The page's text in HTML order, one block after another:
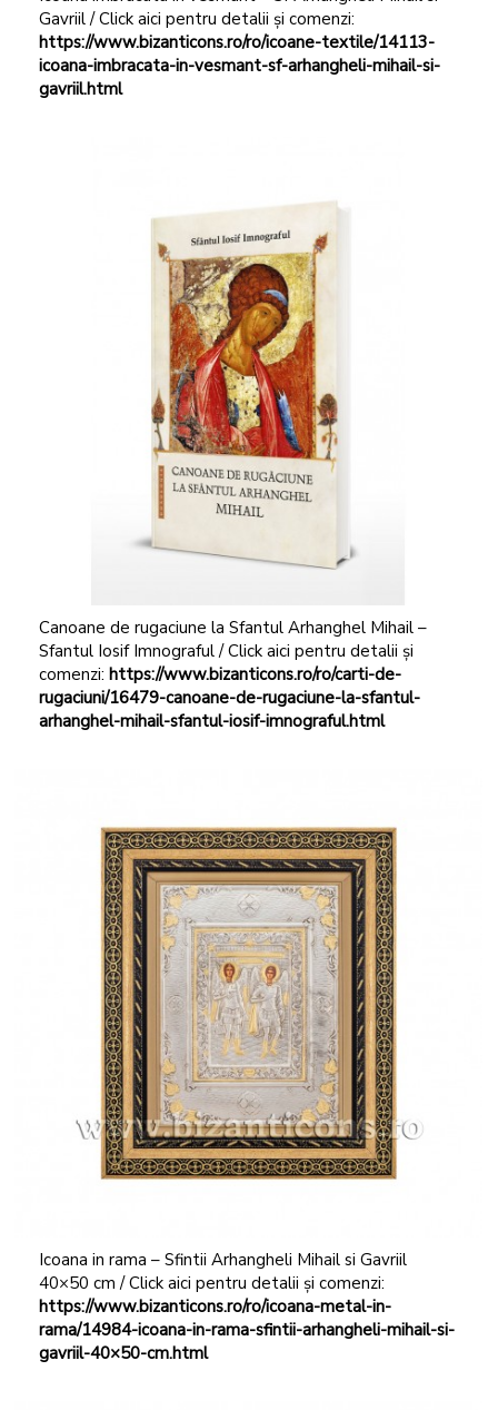
Gavriil / Click aici pentru detalii și comenzi:
https://www.bizanticons.ro/ro/icoane-textile/14113-
icoana-imbracata-in-vesmant-sf-arhangheli-mihail-si-
gavriil.html
Canoane de rugaciune la Sfantul Arhanghel Mihail –
Sfantul Iosif Imnograful / Click aici pentru detalii și
comenzi: https://www.bizanticons.ro/ro/carti-de-
rugaciuni/16479-canoane-de-rugaciune-la-sfantul-
arhanghel-mihail-sfantul-iosif-imnograful.html
Icoana in rama – Sfintii Arhangheli Mihail si Gavriil
40×50 cm / Click aici pentru detalii și comenzi:
https://www.bizanticons.ro/ro/icoana-metal-in-
rama/14984-icoana-in-rama-sfintii-arhangheli-mihail-si-
gavriil-40×50-cm.html